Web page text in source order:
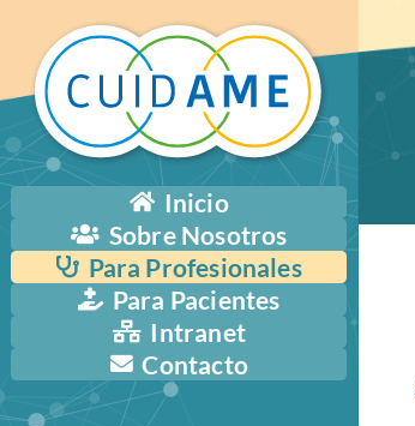
Inicio
Sobre Nosotros
Para Profesionales
Para Pacientes
Intranet
Contacto